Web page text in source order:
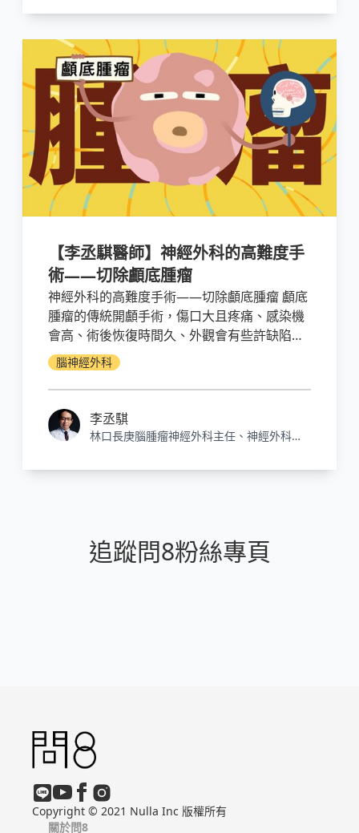
【李丞騏醫師】神經外科的高難度手
術——切除顱底腫瘤
神經外科的高難度手術——切除顱底腫瘤 顱底
腫瘤的傳統開顱手術，傷口大且疼痛、感染機
會高、術後恢復時間久、外觀會有些許缺陷
美，都是無法避免的情況。近年來「內視鏡微
創手術」，傷口更小、復原更快，但也有它的
限制與需改進的缺點。顱底腫瘤手術困難度
高，傳統開顱與內視鏡顱底腫瘤手術各有其優
缺點，能夠截長補短，依據腫瘤特性與位置選
同時手握兩種利器，對病患來說更是一大福
腦神經外科
李丞騏
林口長庚腦腫瘤神經外科主任、神經外科副
追蹤問8粉絲專頁
Copyright © 2021 Nulla Inc 版權所有
關於問8